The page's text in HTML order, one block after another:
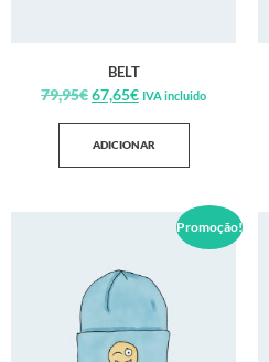
BELT
79,95€67,65€ IVA incluido
ADICIONAR
Promoção!